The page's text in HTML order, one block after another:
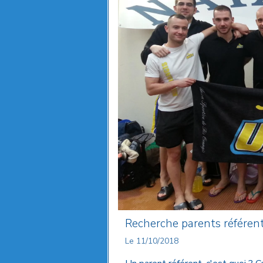
Recherche parents
Le 11/10/2018